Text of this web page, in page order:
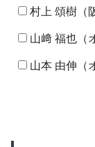
村上 頌樹（
山﨑 福也（
山本 由伸（